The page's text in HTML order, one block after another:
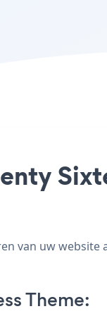
van uw website
Theme: